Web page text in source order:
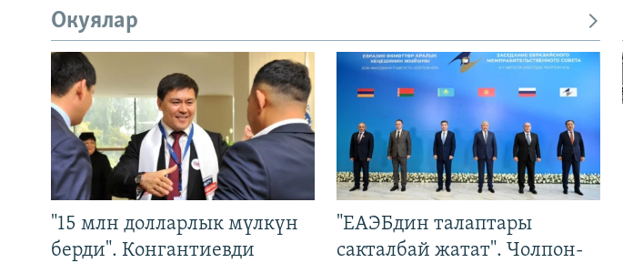
Окуялар
"15 млн долларлык мүлкүн
берди". Конгантиевди
"ЕАЭБдин талаптары
сакталбай жатат". Чолпон-